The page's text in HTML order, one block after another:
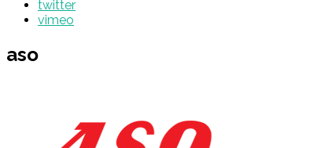
twitter
vimeo
aso